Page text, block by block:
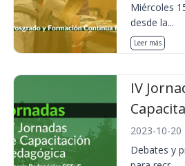
Miércoles
desde la...
Leer más
IV
2023-10-20
Debates y